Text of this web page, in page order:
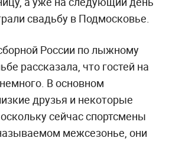
свадьбу в Подмосковье.
России по лыжному
рассказала, что гостей на
В основном
друзья и некоторые
сейчас спортсмены
межсезонье, они